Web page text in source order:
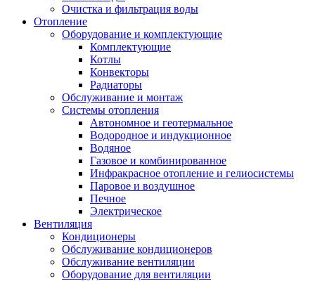
Очистка и фильтрация воды
Отопление
Оборудование и комплектующие
Комплектующие
Котлы
Конвекторы
Радиаторы
Обслуживание и монтаж
Системы отопления
Автономное и геотермальное
Водородное и индукционное
Водяное
Газовое и комбинированное
Инфракрасное отопление и гелиосистемы
Паровое и воздушное
Печное
Электрическое
Вентиляция
Кондиционеры
Обслуживание кондиционеров
Обслуживание вентиляции
Оборудование для вентиляции